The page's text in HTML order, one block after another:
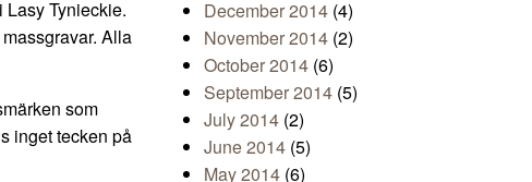
Tynieckie.
Alla
som
inget tecken på
December 2014 (4)
November 2014 (2)
October 2014 (6)
September 2014 (5)
July 2014 (2)
June 2014 (5)
May 2014 (6)